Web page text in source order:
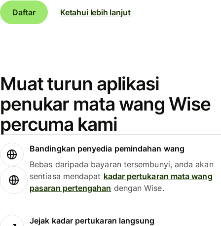
Daftar
Ketahui lebih lanjut
Muat turun aplikasi
penukar mata wang Wise
percuma kami
Bandingkan penyedia pemindahan wang
Bebas daripada bayaran tersembunyi, anda akan
sentiasa mendapat kadar pertukaran mata wang
pasaran pertengahan dengan Wise.
Jejak kadar pertukaran langsung